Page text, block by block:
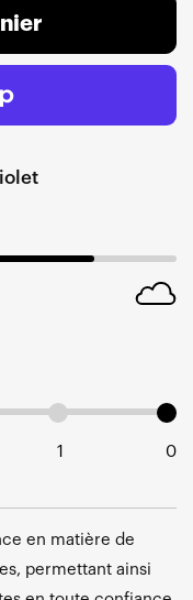
1 0
en matière de
permettant ainsi